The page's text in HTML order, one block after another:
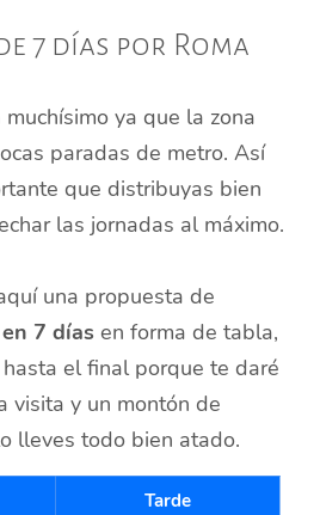
7 días por Roma
ya que la zona
paradas de metro. Así
que distribuyas bien
las jornadas al máximo.
una propuesta de
7 días en forma de tabla,
el final porque te daré
visita y un montón de
lleves todo bien atado.
Tarde